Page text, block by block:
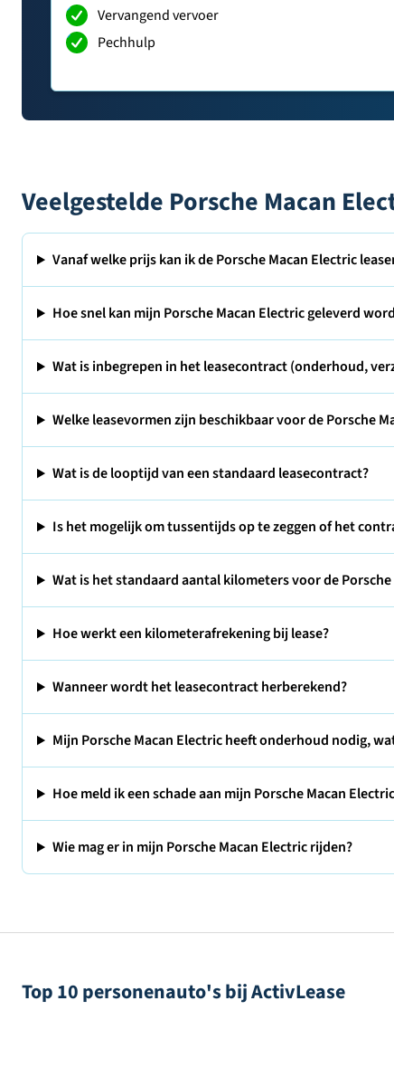
Vervangend vervoer
Pechhulp
Veelgestelde Porsche Macan
Vanaf welke prijs kan ik de Porsche Macan Electric
Hoe snel kan mijn Porsche Macan Electric geleverd
Wat is inbegrepen in het leasecontract (onderhoud,
Welke leasevormen zijn beschikbaar voor de Porsche
Wat is de looptijd van een standaard leasecontract?
Is het mogelijk om tussentijds op te zeggen of het
Wat is het standaard aantal kilometers voor de
Hoe werkt een kilometerafrekening bij lease?
Wanneer wordt het leasecontract herberekend?
Mijn Porsche Macan Electric heeft onderhoud nodig,
Hoe meld ik een schade aan mijn Porsche Macan
Wie mag er in mijn Porsche Macan Electric rijden?
Top 10 personenauto's bij ActivLease